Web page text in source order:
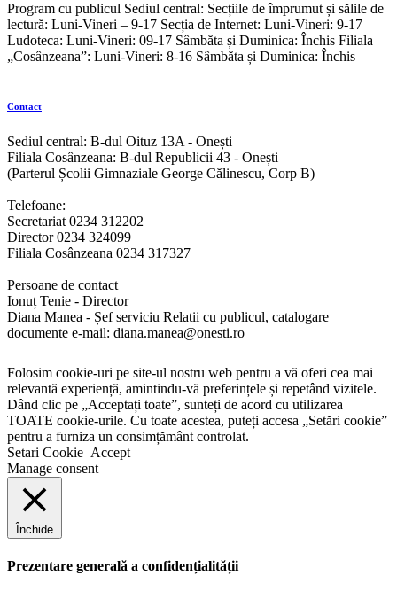
Program cu publicul Sediul central: Secțiile de împrumut și sălile de
lectură: Luni-Vineri – 9-17 Secția de Internet: Luni-Vineri: 9-17
Ludoteca: Luni-Vineri: 09-17 Sâmbăta și Duminica: Închis Filiala
„Cosânzeana”: Luni-Vineri: 8-16 Sâmbăta și Duminica: Închis
Contact
Sediul central: B-dul Oituz 13A - Onești
Filiala Cosânzeana: B-dul Republicii 43 - Onești
(Parterul Școlii Gimnaziale George Călinescu, Corp B)
Telefoane:
Secretariat 0234 312202
Director 0234 324099
Filiala Cosânzeana 0234 317327
Persoane de contact
Ionuț Tenie - Director
Diana Manea - Șef serviciu Relatii cu publicul, catalogare
documente e-mail: diana.manea@onesti.ro
Folosim cookie-uri pe site-ul nostru web pentru a vă oferi cea mai
relevantă experiență, amintindu-vă preferințele și repetând vizitele.
Dând clic pe „Acceptați toate”, sunteți de acord cu utilizarea
TOATE cookie-urile. Cu toate acestea, puteți accesa „Setări cookie”
pentru a furniza un consimțământ controlat.
Setari Cookie Accept
Manage consent
Închide
Prezentare generală a confidențialității